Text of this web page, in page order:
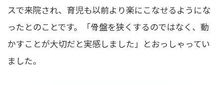
スで来院され、育児も以前より楽にこなせるようにな
ったとのことです。「骨盤を狭くするのではなく、動
かすことが大切だと実感しました」とおっしゃってい
ました。